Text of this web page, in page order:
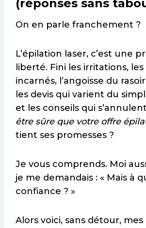
(réponses sans
On en parle franchement ?
L’épilation laser, c’est une
liberté. Fini les irritations, les
incarnés, l’angoisse du
les devis qui varient du
et les conseils qui
être sûre que votre offre
tient ses promesses ?
Je vous comprends. Moi
je me demandais : « Mais à
confiance ? »
Alors voici, sans détour, mes